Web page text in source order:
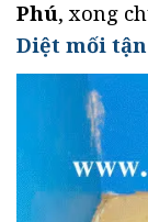
Phú, xong
Diệt mối